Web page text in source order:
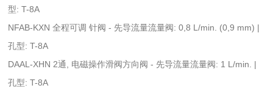
型: T-8A
NFAB-KXN 全程可调 针阀 - 先导流量流量阀: 0,8 L/min. (0,9 mm) |
孔型: T-8A
DAAL-XHN 2通, 电磁操作滑阀方向阀 - 先导流量流量阀: 1 L/min. |
孔型: T-8A